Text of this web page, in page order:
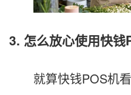
3. 怎么放心使用快钱
就算快钱POS机看